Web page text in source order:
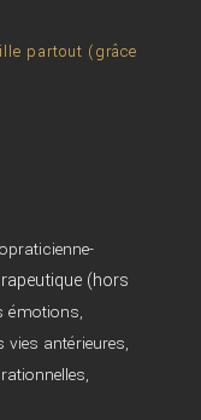
partout (grâce
(hors
émotions,
vies antérieures,